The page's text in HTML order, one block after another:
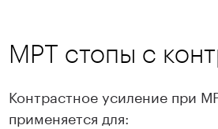
МРТ стопы с
Контрастное усиление при
применяется для: